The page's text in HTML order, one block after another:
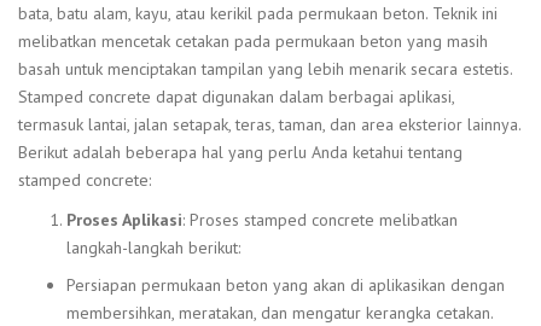
bata, batu alam, kayu, atau kerikil pada permukaan beton. Teknik ini
melibatkan mencetak cetakan pada permukaan beton yang masih
basah untuk menciptakan tampilan yang lebih menarik secara estetis.
Stamped concrete dapat digunakan dalam berbagai aplikasi,
termasuk lantai, jalan setapak, teras, taman, dan area eksterior lainnya.
Berikut adalah beberapa hal yang perlu Anda ketahui tentang
stamped concrete:
Proses Aplikasi: Proses stamped concrete melibatkan
langkah-langkah berikut:
Persiapan permukaan beton yang akan di aplikasikan dengan
membersihkan, meratakan, dan mengatur kerangka cetakan.